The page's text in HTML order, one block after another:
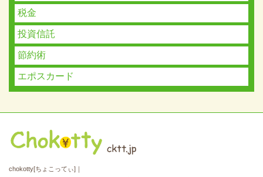
税金
投資信託
節約術
エポスカード
chokotty[ちょこってぃ]｜